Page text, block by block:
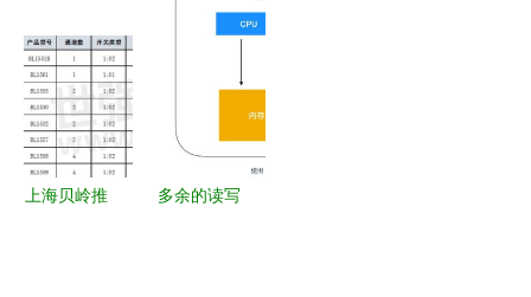
指南 精准
配置，高效
协同
叹号问题的
上海贝岭推
多余的读写